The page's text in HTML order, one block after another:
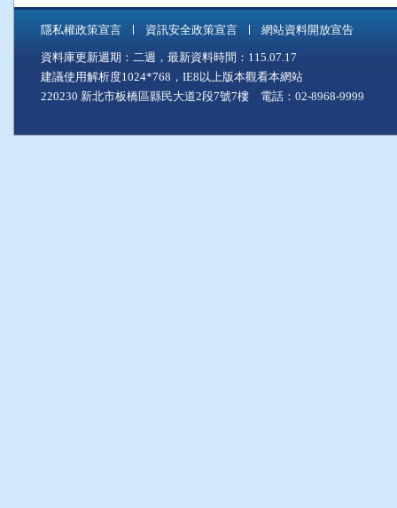
隱私權政策宣言 資訊安全政策宣言 網站資料開放宣告
資料庫更新週期：二週，最新資料時間：115.07.17
建議使用解析度1024*768，IE8以上版本觀看本網站
220230 新北市板橋區縣民大道2段7號7樓 電話：02-8968-9999